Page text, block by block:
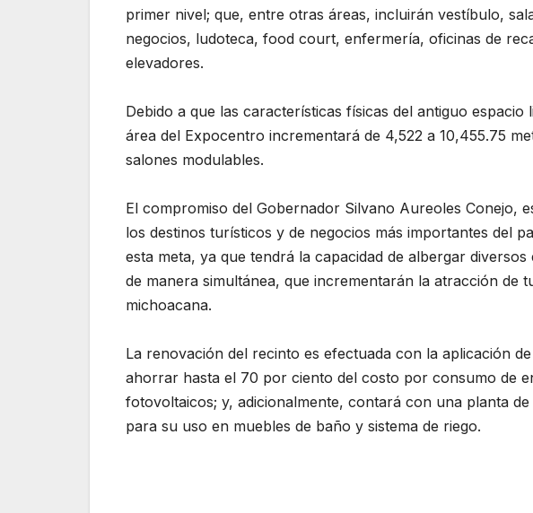
primer nivel; que, entre otras áreas, incluirán vestíbulo,
negocios, ludoteca, food court, enfermería, oficinas de
elevadores.
Debido a que las características físicas del antiguo
área del Expocentro incrementará de 4,522 a 10,455.75
salones modulables.
El compromiso del Gobernador Silvano Aureoles Conejo,
los destinos turísticos y de negocios más importantes del
esta meta, ya que tendrá la capacidad de albergar
de manera simultánea, que incrementarán la atracción de
michoacana.
La renovación del recinto es efectuada con la aplicación
ahorrar hasta el 70 por ciento del costo por consumo de
fotovoltaicos; y, adicionalmente, contará con una planta
para su uso en muebles de baño y sistema de riego.